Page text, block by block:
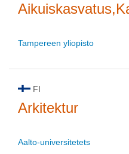
Tampereen yliopisto
FI
Arkitektur
Aalto-universitetets